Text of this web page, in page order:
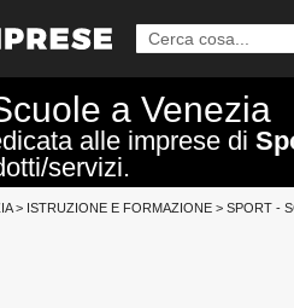
a Venezia
alle imprese di
servizi.
> ISTRUZIONE E FORMAZIONE > SPORT -